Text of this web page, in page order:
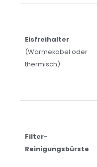
Eisfreihalter
(Wärmekabel oder
thermisch)
Filter-
Reinigungsbürste